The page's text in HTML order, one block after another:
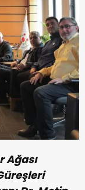
Ağası